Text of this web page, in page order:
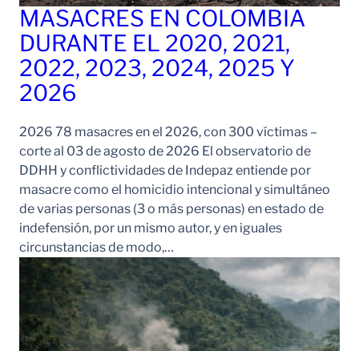
MASACRES EN COLOMBIA
DURANTE EL 2020, 2021,
2022, 2023, 2024, 2025 Y
2026
2026 78 masacres en el 2026, con 300 víctimas –
corte al 03 de agosto de 2026 El observatorio de
DDHH y conflictividades de Indepaz entiende por
masacre como el homicidio intencional y simultáneo
de varias personas (3 o más personas) en estado de
indefensión, por un mismo autor, y en iguales
circunstancias de modo,…